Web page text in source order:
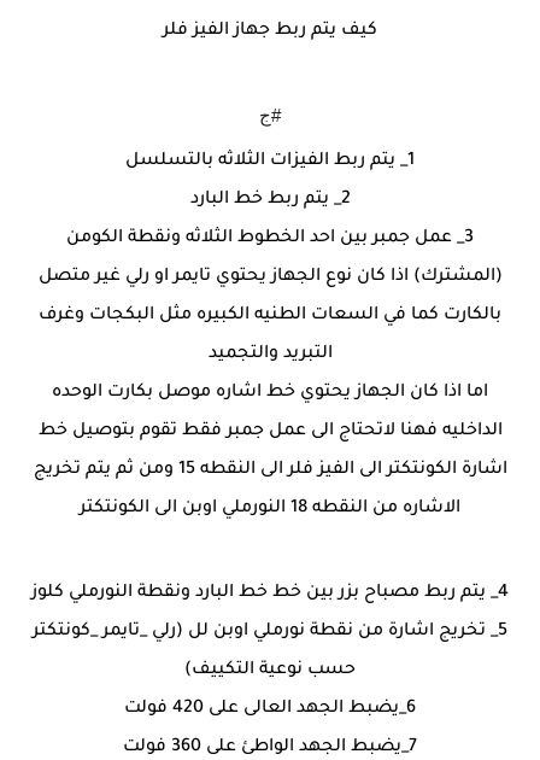
كيف يتم ربط جهاز الفيز فلر
#ج
1_ يتم ربط الفيزات الثلاثه بالتسلسل
2_ يتم ربط خط البارد
3_ عمل جمبر بين احد الخطوط الثلاثه ونقطة الكومن
(المشترك) اذا كان نوع الجهاز يحتوي تايمر او رلي غير متصل
بالكارت كما في السعات الطنيه الكبيره مثل البكجات وغرف
التبريد والتجميد
اما اذا كان الجهاز يحتوي خط اشاره موصل بكارت الوحده
الداخليه فهنا لاتحتاج الى عمل جمبر فقط تقوم بتوصيل خط
اشارة الكونتكتر الى الفيز فلر الى النقطه 15 ومن ثم يتم تخريج
الاشاره من النقطه 18 النورملي اوبن الى الكونتكتر
4_ يتم ربط مصباح بزر بين خط خط البارد ونقطة النورملي كلوز
5_ تخريج اشارة من نقطة نورملي اوبن لل (رلي _تايمر _كونتكتر
حسب نوعية التكييف)
6_يضبط الجهد العالى على 420 فولت
7_يضبط الجهد الواطئ على 360 فولت